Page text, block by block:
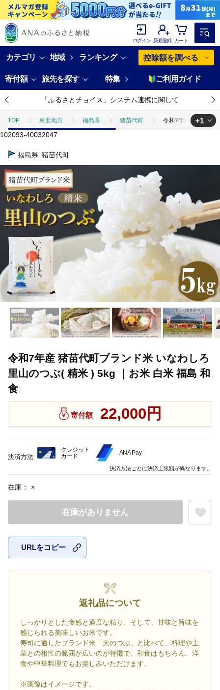
ログイン 新規登録 カート
カテゴリ 地域 ランキング 控除額を調べる
寄付額 旅先を探す 特集 ご利用ガイド
「ふるさとチョイス」システム連携に関して
TOP 東北地方 福島県 猪苗代町 令和7年産 猪苗代町
TOP 米・穀物
+1
102093-40032047
福島県 猪苗代町
令和7年産 猪苗代町ブランド米 いなわしろ
里山のつぶ( 精米 ) 5kg ｜お米 白米 福島 和
食
寄付額 22,000円
在庫： ×
在庫がありません
URLをコピー
返礼品について
しっかりとした食感と適度な粘り、そして、甘味と旨味を
感じられる美味しいお米です。
寿司に適したブランド米「天のつぶ」と比べて、料理や主
菜との相性の範囲が広いのが特徴で、和食はもちろん、洋
食や中華料理でもお楽しみいただけます。
※画像はイメージです。
決済方法
クレジット
カード
ANA Pay
決済方法ごとに決済上限額が異なります。